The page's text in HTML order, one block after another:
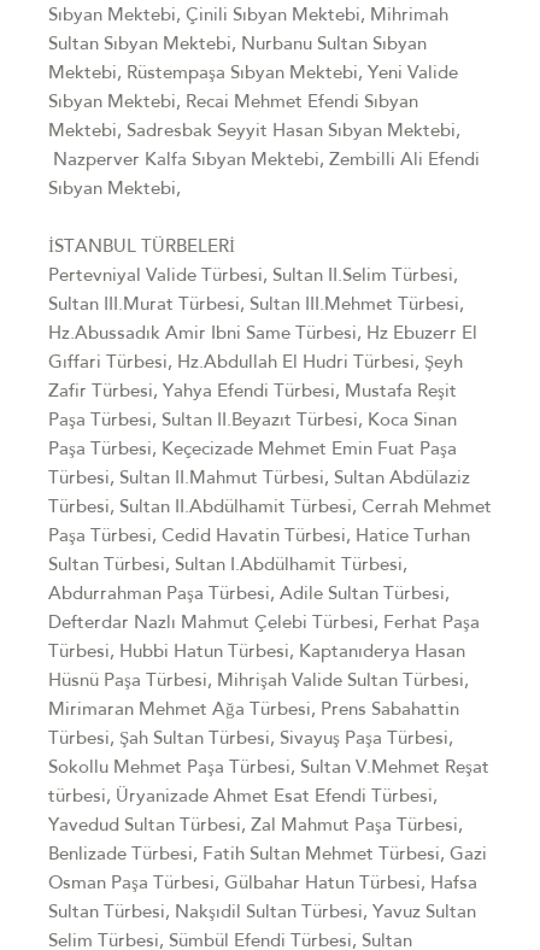
Sıbyan Mektebi, Çinili Sıbyan Mektebi, Mihrimah
Sultan Sıbyan Mektebi, Nurbanu Sultan Sıbyan
Mektebi, Rüstempaşa Sıbyan Mektebi, Yeni Valide
Sıbyan Mektebi, Recai Mehmet Efendi Sıbyan
Mektebi, Sadresbak Seyyit Hasan Sıbyan Mektebi,
Nazperver Kalfa Sıbyan Mektebi, Zembilli Ali Efendi
Sıbyan Mektebi,
İSTANBUL TÜRBELERİ
Pertevniyal Valide Türbesi, Sultan II.Selim Türbesi,
Sultan III.Murat Türbesi, Sultan III.Mehmet Türbesi,
Hz.Abussadık Amir Ibni Same Türbesi, Hz Ebuzerr El
Gıffari Türbesi, Hz.Abdullah El Hudri Türbesi, Şeyh
Zafir Türbesi, Yahya Efendi Türbesi, Mustafa Reşit
Paşa Türbesi, Sultan II.Beyazıt Türbesi, Koca Sinan
Paşa Türbesi, Keçecizade Mehmet Emin Fuat Paşa
Türbesi, Sultan II.Mahmut Türbesi, Sultan Abdülaziz
Türbesi, Sultan II.Abdülhamit Türbesi, Cerrah Mehmet
Paşa Türbesi, Cedid Havatin Türbesi, Hatice Turhan
Sultan Türbesi, Sultan I.Abdülhamit Türbesi,
Abdurrahman Paşa Türbesi, Adile Sultan Türbesi,
Defterdar Nazlı Mahmut Çelebi Türbesi, Ferhat Paşa
Türbesi, Hubbi Hatun Türbesi, Kaptanıderya Hasan
Hüsnü Paşa Türbesi, Mihrişah Valide Sultan Türbesi,
Mirimaran Mehmet Ağa Türbesi, Prens Sabahattin
Türbesi, Şah Sultan Türbesi, Sivayuş Paşa Türbesi,
Sokollu Mehmet Paşa Türbesi, Sultan V.Mehmet Reşat
türbesi, Üryanizade Ahmet Esat Efendi Türbesi,
Yavedud Sultan Türbesi, Zal Mahmut Paşa Türbesi,
Benlizade Türbesi, Fatih Sultan Mehmet Türbesi, Gazi
Osman Paşa Türbesi, Gülbahar Hatun Türbesi, Hafsa
Sultan Türbesi, Nakşıdil Sultan Türbesi, Yavuz Sultan
Selim Türbesi, Sümbül Efendi Türbesi, Sultan